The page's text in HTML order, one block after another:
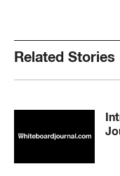
Related Stories